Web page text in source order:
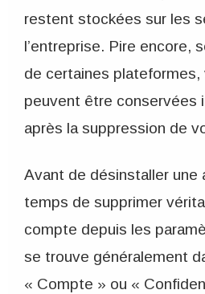
restent stockées sur les
l’entreprise. Pire encore,
de certaines plateformes,
peuvent être conservées
après la suppression de
Avant de désinstaller une
temps de supprimer
compte depuis les
se trouve généralement
« Compte » ou «